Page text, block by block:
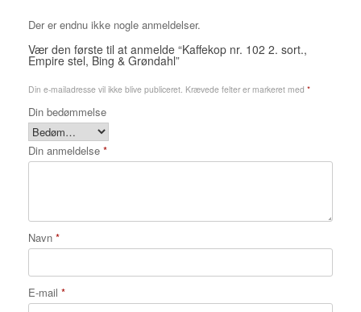
Der er endnu ikke nogle anmeldelser.
Vær den første til at anmelde “Kaffekop nr. 102 2. sort.,
Empire stel, Bing & Grøndahl”
Din e-mailadresse vil ikke blive publiceret. Krævede felter er markeret med *
Din bedømmelse
Din anmeldelse *
Navn *
E-mail *